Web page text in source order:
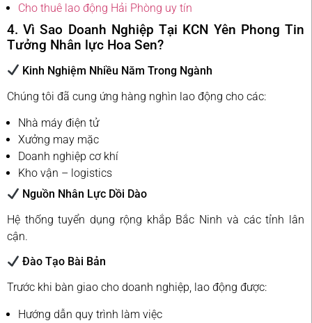
Cho thuê lao động Hải Phòng uy tín
4. Vì Sao Doanh Nghiệp Tại KCN Yên Phong Tin
Tưởng Nhân lực Hoa Sen?
Kinh Nghiệm Nhiều Năm Trong Ngành
Chúng tôi đã cung ứng hàng nghìn lao động cho các:
Nhà máy điện tử
Xưởng may mặc
Doanh nghiệp cơ khí
Kho vận – logistics
Nguồn Nhân Lực Dồi Dào
Hệ thống tuyển dụng rộng khắp Bắc Ninh và các tỉnh lân
cận.
Đào Tạo Bài Bản
Trước khi bàn giao cho doanh nghiệp, lao động được:
Hướng dẫn quy trình làm việc